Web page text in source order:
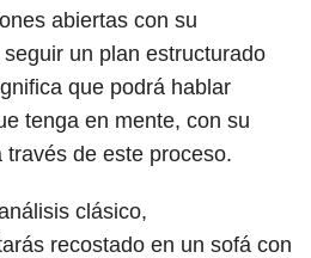
abiertas con su
un plan estructurado
que podrá hablar
tenga en mente, con su
de este proceso.
clásico,
recostado en un sofá con